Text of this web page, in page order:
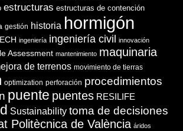
estructuras estructuras de contención
gestión historia hormigón
ingeniería ingeniería civil innovación
Assessment mantenimiento maquinaria
de terrenos movimiento de tierras
optimization perforación procedimientos
puente puentes RESILIFE
Sustainability toma de decisiones
Politècnica de València áridos